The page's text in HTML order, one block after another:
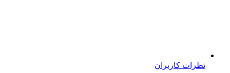
نظرات کاربران